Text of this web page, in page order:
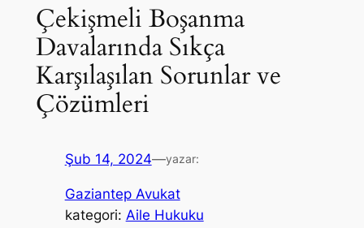
Çekişmeli Boşanma
Davalarında Sıkça
Karşılaşılan Sorunlar ve
Çözümleri
Şub 14, 2024—yazar:
Gaziantep Avukat
kategori: Aile Hukuku